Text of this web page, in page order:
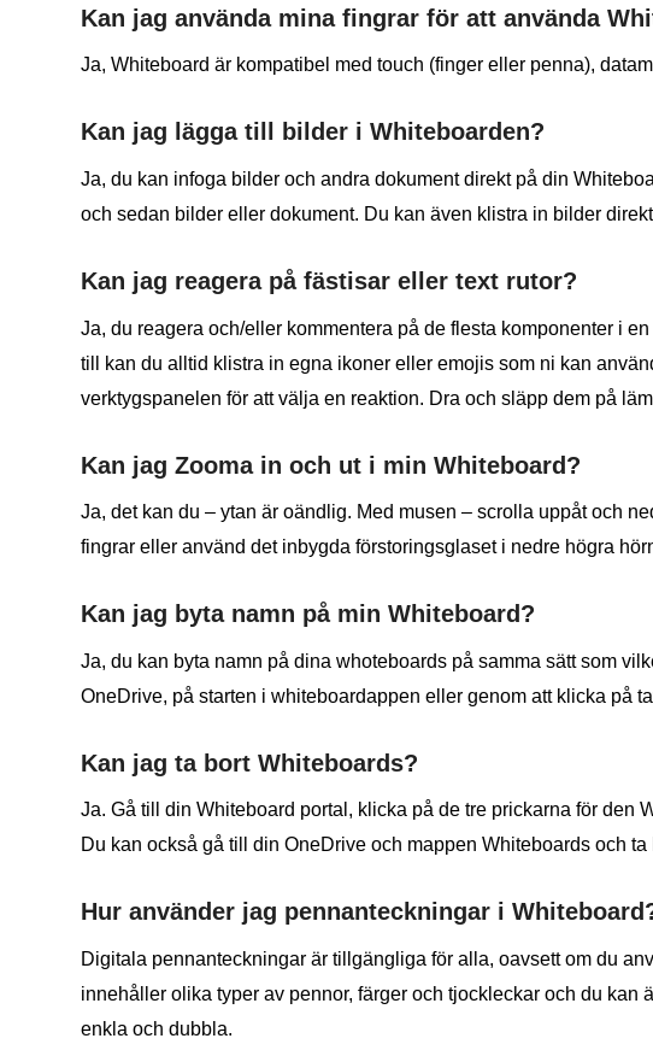
Kan jag använda mina fingrar för att använda
Ja, Whiteboard är kompatibel med touch (finger eller penna),
Kan jag lägga till bilder i Whiteboarden?
Ja, du kan infoga bilder och andra dokument direkt på din
och sedan bilder eller dokument. Du kan även klistra in bilder
Kan jag reagera på fästisar eller text rutor?
Ja, du reagera och/eller kommentera på de flesta komponenter i
till kan du alltid klistra in egna ikoner eller emojis som ni kan
verktygspanelen för att välja en reaktion. Dra och släpp dem på
Kan jag Zooma in och ut i min Whiteboard?
Ja, det kan du – ytan är oändlig. Med musen – scrolla uppåt och
fingrar eller använd det inbygda förstoringsglaset i nedre högra
Kan jag byta namn på min Whiteboard?
Ja, du kan byta namn på dina whoteboards på samma sätt som
OneDrive, på starten i whiteboardappen eller genom att klicka på
Kan jag ta bort Whiteboards?
Ja. Gå till din Whiteboard portal, klicka på de tre prickarna för den
Du kan också gå till din OneDrive och mappen Whiteboards och ta
Hur använder jag pennanteckningar i
Digitala pennanteckningar är tillgängliga för alla, oavsett om du
innehåller olika typer av pennor, färger och tjockleckar och du kan
enkla och dubbla.